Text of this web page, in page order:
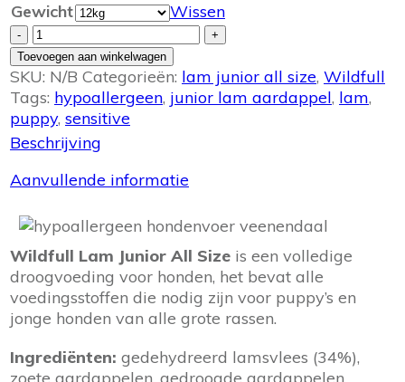
tot
€72,95
Gewicht Wissen
-
Wildfull
Lam
Junior
All
Size
Aardappel
aantal
+
Toevoegen aan winkelwagen
SKU: N/B Categorieën: lam junior all size, Wildfull
Tags: hypoallergeen, junior lam aardappel, lam,
puppy, sensitive
Beschrijving
Aanvullende informatie
Wildfull Lam Junior All Size is een volledige
droogvoeding voor honden, het bevat alle
voedingsstoffen die nodig zijn voor puppy’s en
jonge honden van alle grote rassen.
Ingrediënten: gedehydreerd lamsvlees (34%),